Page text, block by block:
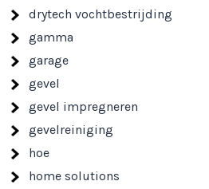
drytech vochtbestrijding
gamma
garage
gevel
gevel impregneren
gevelreiniging
hoe
home solutions